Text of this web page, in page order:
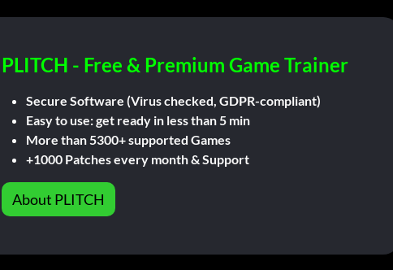
PLITCH - Free & Premium Game Trainer
Secure Software (Virus checked, GDPR-compliant)
Easy to use: get ready in less than 5 min
More than 5300+ supported Games
+1000 Patches every month & Support
About PLITCH